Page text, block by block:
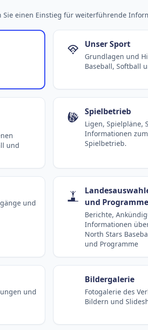
Sie einen Einstieg für weiterführende
Unser Sport
Grundlagen und
Baseball, Softball
und
Spielbetrieb
Ligen, Spielpläne,
Informationen
Spielbetrieb.
und
und Programme
Berichte,
Informationen
North Stars
und Programme
und
Bildergalerie
Fotogalerie des
Bildern und